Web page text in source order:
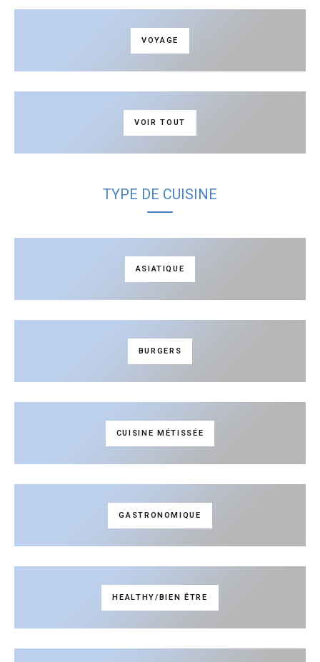
VOYAGE
VOIR TOUT
TYPE DE CUISINE
ASIATIQUE
BURGERS
CUISINE MÉTISSÉE
GASTRONOMIQUE
HEALTHY/BIEN ÊTRE